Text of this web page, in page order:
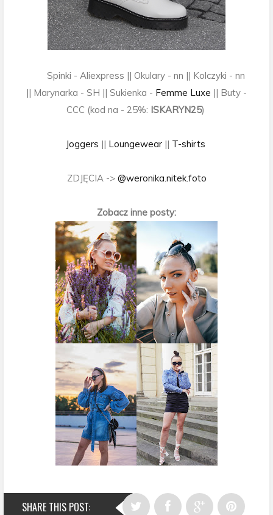
Spinki - Aliexpress || Okulary - nn || Kolczyki - nn
|| Marynarka - SH || Sukienka - Femme Luxe || Buty -
CCC (kod na - 25%: ISKARYN25)
Joggers || Loungewear || T-shirts
ZDJĘCIA -> @weronika.nitek.foto
Zobacz inne posty:
SHARE THIS POST: